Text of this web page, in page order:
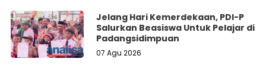
Jelang Hari Kemerdekaan, PDI-P
Salurkan Beasiswa Untuk Pelajar di
Padangsidimpuan
07 Agu 2026